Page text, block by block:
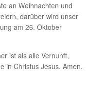
an Weihnachten und
darüber wird unser
am 26. Oktober
ist als alle Vernunft,
in Christus Jesus. Amen.